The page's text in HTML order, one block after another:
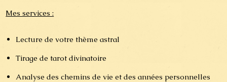
Mes services :
Lecture de votre thème astral
Tirage de tarot divinatoire
Analyse des chemins de vie et des années personnelles